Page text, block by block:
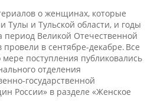
о женщинах, которые
и Тульской области, и годы
Великой Отечественной
в сентябре-декабре. Все
поступления публиковались
отделения
государственной
России» в разделе «Женское